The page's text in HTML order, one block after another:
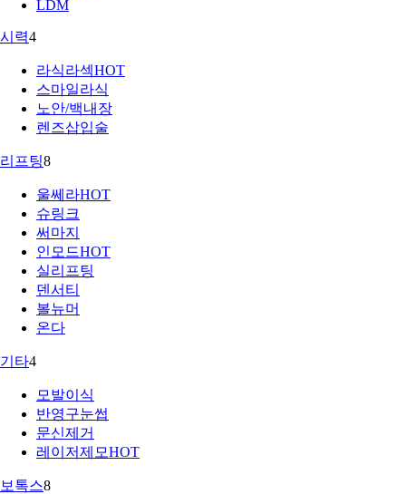
LDM
시력4
라식라섹HOT
스마일라식
노안/백내장
렌즈삽입술
리프팅8
울쎄라HOT
슈링크
써마지
인모드HOT
실리프팅
덴서티
볼뉴머
온다
기타4
모발이식
반영구눈썹
문신제거
레이저제모HOT
보톡스8